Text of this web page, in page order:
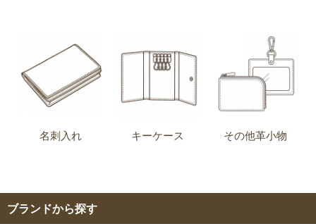
名刺入れ キーケース その他革小物
ブランドから探す